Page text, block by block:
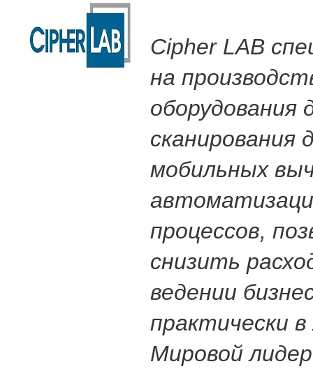
Cipher LAB
на
оборудования
сканирования
мобильных
процессов,
снизить
ведении
практически
Мировой